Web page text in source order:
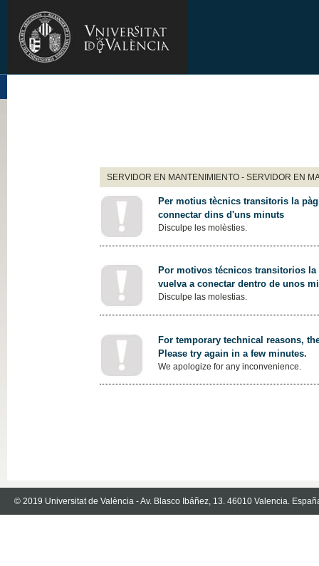
SERVIDOR EN MANTENIMIENTO - SERVIDOR EN
Per motius tècnics transitoris la
connectar dins d'uns minuts
Disculpe les molèsties.
Por motivos técnicos transitorios
vuelva a conectar dentro de unos
Disculpe las molestias.
For temporary technical reasons,
Please try again in a few minutes.
We apologize for any inconvenience.
© 2019 Universitat de València - Av. Blasco Ibáñez, 13. 46010 Valencia.